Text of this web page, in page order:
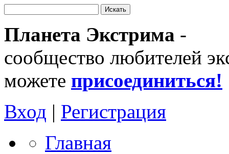
Планета Экстрима -
сообщество любителей
можете присоединиться!
Вход | Регистрация
Главная